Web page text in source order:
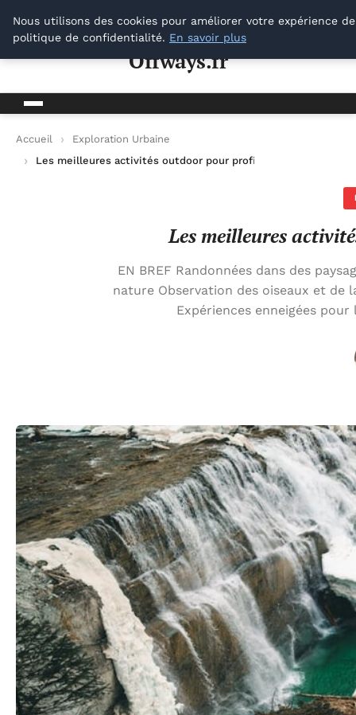
Offways.fr
Offways.fr
Accueil
Exploration Urbaine
Les meilleures activités outdoor pour profiter de la nature
Les meilleures
EN BREF Randonnées dans des
nature Observation des oiseaux et
Expériences enneigées
Nous utilisons des cookies pour améliorer votre expérience
politique de confidentialité. En savoir plus